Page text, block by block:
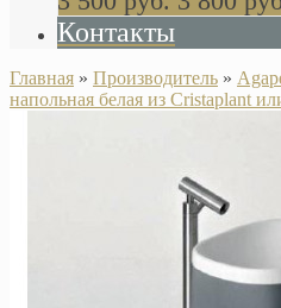
Контакты
Главная » Производитель »
напольная белая из Cristaplant